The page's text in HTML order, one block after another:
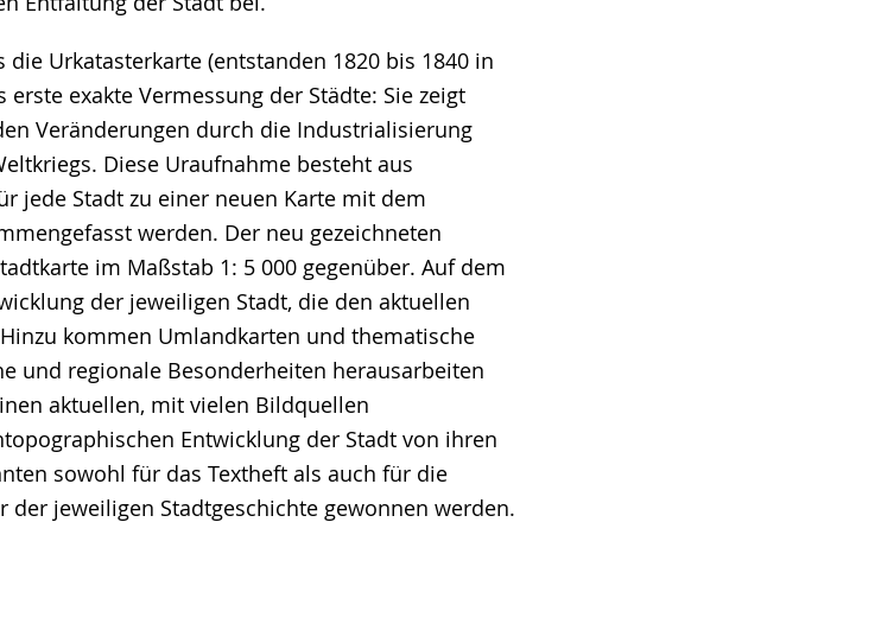
Urkatasterkarte (entstanden 1820 bis 1840 in
exakte Vermessung der Städte: Sie zeigt
Veränderungen durch die Industrialisierung
Diese Uraufnahme besteht aus
jede Stadt zu einer neuen Karte mit dem
werden. Der neu gezeichneten
im Maßstab 1: 5 000 gegenüber. Auf dem
der jeweiligen Stadt, die den aktuellen
kommen Umlandkarten und thematische
und regionale Besonderheiten herausarbeiten
aktuellen, mit vielen Bildquellen
Entwicklung der Stadt von ihren
sowohl für das Textheft als auch für die
der jeweiligen Stadtgeschichte gewonnen werden.